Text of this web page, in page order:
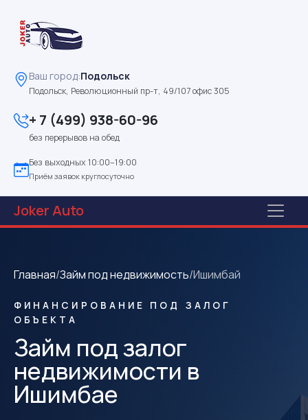
Ваш город:Подольск
Подольск, Революционный пр-т, 49/107 офис 305
+ 7 (499) 938-60-96
без перерывов на обед
Без выходных 10:00–19:00
Приём заявок круглосуточно
JokerAuto
Главная/Займ под недвижимость/Ишимбай
ФИНАНСИРОВАНИЕ ПОД ЗАЛОГ
ОБЪЕКТА
Займ под залог
недвижимости в
Ишимбае